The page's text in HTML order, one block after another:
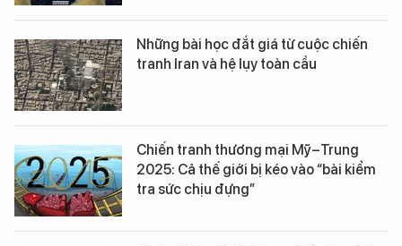
Những bài học đắt giá từ cuộc chiến
tranh Iran và hệ lụy toàn cầu
Chiến tranh thương mại Mỹ–Trung
2025: Cả thế giới bị kéo vào “bài kiểm
tra sức chịu đựng”